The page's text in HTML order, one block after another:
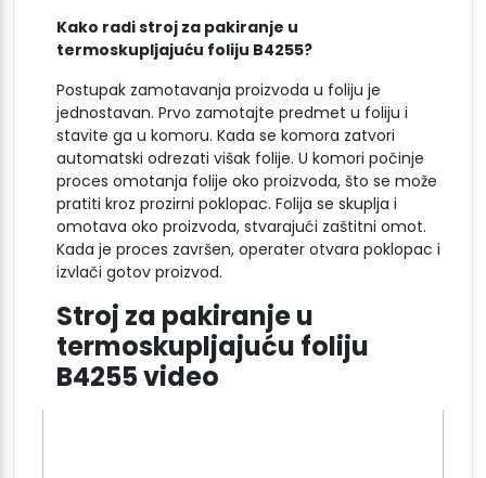
Kako radi stroj za pakiranje u
termoskupljajuću foliju B4255?
Postupak zamotavanja proizvoda u foliju je
jednostavan. Prvo zamotajte predmet u foliju i
stavite ga u komoru. Kada se komora zatvori
automatski odrezati višak folije. U komori počinje
proces omotanja folije oko proizvoda, što se može
pratiti kroz prozirni poklopac. Folija se skuplja i
omotava oko proizvoda, stvarajući zaštitni omot.
Kada je proces završen, operater otvara poklopac i
izvlači gotov proizvod.
Stroj za pakiranje u
termoskupljajuću foliju
B4255 video